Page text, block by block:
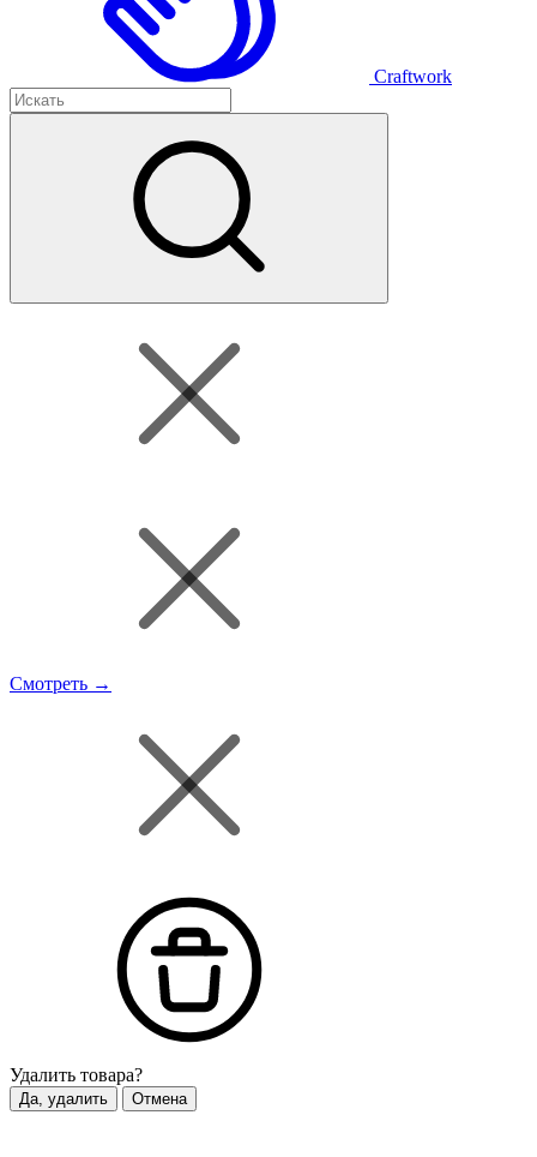
Craftwork
Смотреть →
Удалить товара?
Да, удалить Отмена